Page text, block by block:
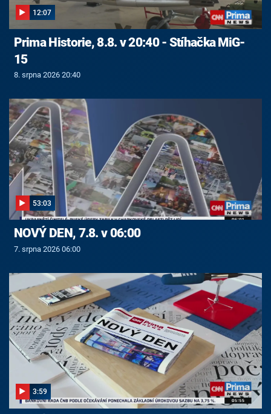
12:07
Prima Historie, 8.8. v 20:40 - Stíhačka MiG-
15
8. srpna 2026 20:40
53:03
NOVÝ DEN, 7.8. v 06:00
7. srpna 2026 06:00
3:59